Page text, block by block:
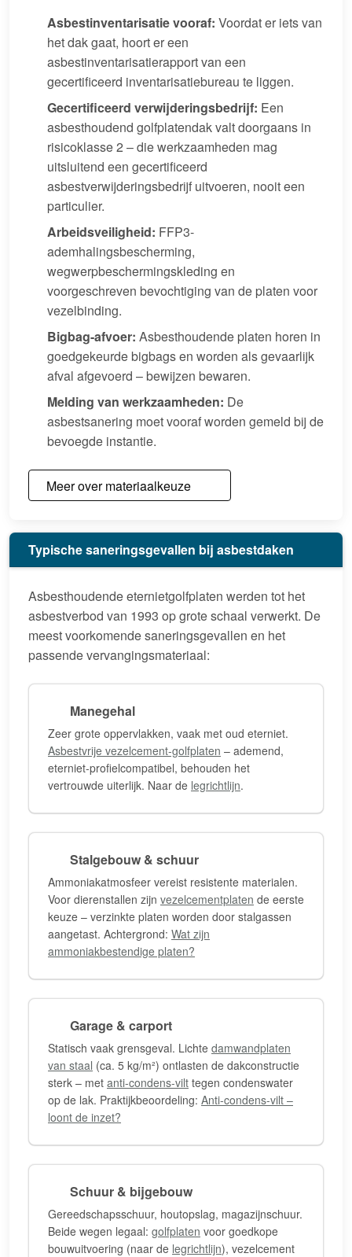
Asbestinventarisatie vooraf: Voordat er iets van
het dak gaat, hoort er een
asbestinventarisatierapport van een
gecertificeerd inventarisatiebureau te liggen.
Gecertificeerd verwijderingsbedrijf: Een
asbesthoudend golfplatendak valt doorgaans in
risicoklasse 2 – die werkzaamheden mag
uitsluitend een gecertificeerd
asbestverwijderingsbedrijf uitvoeren, nooit een
particulier.
Arbeidsveiligheid: FFP3-
ademhalingsbescherming,
wegwerpbeschermingskleding en
voorgeschreven bevochtiging van de platen voor
vezelbinding.
Bigbag-afvoer: Asbesthoudende platen horen in
goedgekeurde bigbags en worden als gevaarlijk
afval afgevoerd – bewijzen bewaren.
Melding van werkzaamheden: De
asbestsanering moet vooraf worden gemeld bij de
bevoegde instantie.
Meer over materiaalkeuze
Typische saneringsgevallen bij asbestdaken
Asbesthoudende eternietgolfplaten werden tot het
asbestverbod van 1993 op grote schaal verwerkt. De
meest voorkomende saneringsgevallen en het
passende vervangingsmateriaal:
Manegehal
Zeer grote oppervlakken, vaak met oud eterniet.
Asbestvrije vezelcement-golfplaten – ademend,
eterniet-profielcompatibel, behouden het
vertrouwde uiterlijk. Naar de legrichtlijn.
Stalgebouw & schuur
Ammoniakatmosfeer vereist resistente materialen.
Voor dierenstallen zijn vezelcementplaten de eerste
keuze – verzinkte platen worden door stalgassen
aangetast. Achtergrond: Wat zijn
ammoniakbestendige platen?
Garage & carport
Statisch vaak grensgeval. Lichte damwandplaten
van staal (ca. 5 kg/m²) ontlasten de dakconstructie
sterk – met anti-condens-vilt tegen condenswater
op de lak. Praktijkbeoordeling: Anti-condens-vilt –
loont de inzet?
Schuur & bijgebouw
Gereedschapsschuur, houtopslag, magazijnschuur.
Beide wegen legaal: golfplaten voor goedkope
bouwuitvoering (naar de legrichtlijn), vezelcement